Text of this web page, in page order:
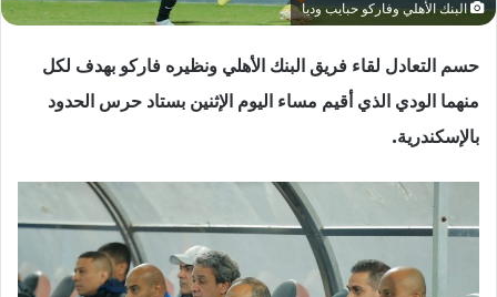
البنك الأهلي وفاركو حبايب وديا
حسم التعادل لقاء فريق البنك الأهلي ونظيره فاركو بهدف لكل
منهما الودي الذي أقيم مساء اليوم الإثنين بستاد حرس الحدود
بالإسكندرية.